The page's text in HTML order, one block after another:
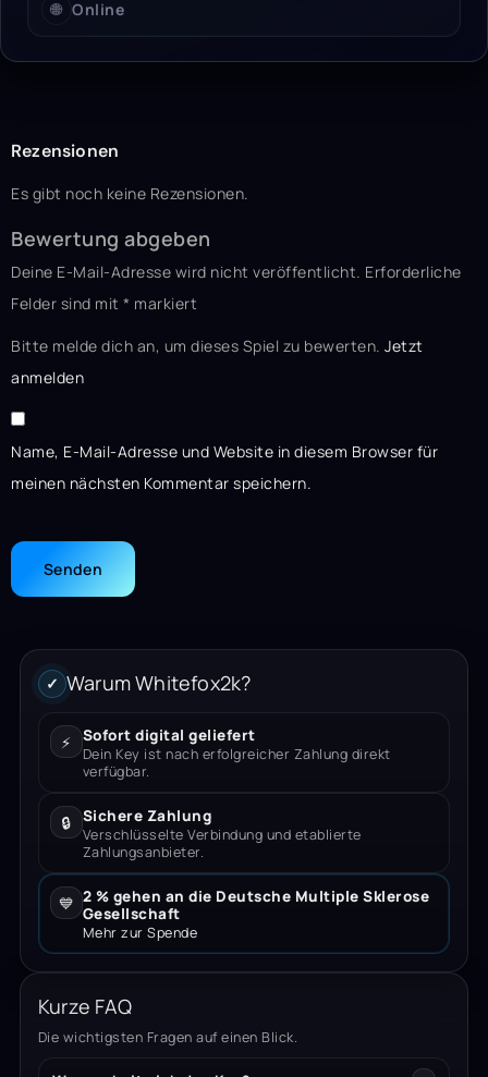
🌐 Online
Rezensionen
Es gibt noch keine Rezensionen.
Bewertung abgeben
Deine E-Mail-Adresse wird nicht veröffentlicht. Erforderliche
Felder sind mit * markiert
Bitte melde dich an, um dieses Spiel zu bewerten. Jetzt
anmelden
Name, E-Mail-Adresse und Website in diesem Browser für
meinen nächsten Kommentar speichern.
✓ Warum Whitefox2k?
⚡ Sofort digital geliefert
Dein Key ist nach erfolgreicher Zahlung direkt
verfügbar.
🔒 Sichere Zahlung
Verschlüsselte Verbindung und etablierte
Zahlungsanbieter.
💙 2 % gehen an die Deutsche Multiple Sklerose
Gesellschaft
Mehr zur Spende
Kurze FAQ
Die wichtigsten Fragen auf einen Blick.